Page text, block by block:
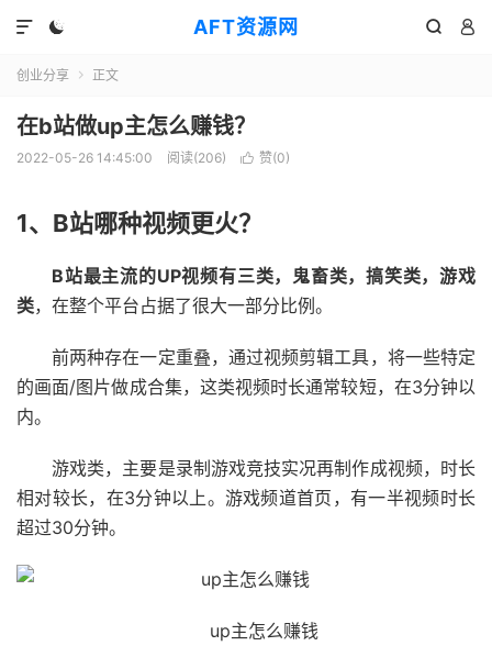
AFT资源网
  

创业分享  正文
在b站做up主怎么赚钱？
2022-05-26 14:45:00 阅读(206)  赞(0)
1、B站哪种视频更火？
B站最主流的UP视频有三类，鬼畜类，搞笑类，游戏
类，在整个平台占据了很大一部分比例。
前两种存在一定重叠，通过视频剪辑工具，将一些特定
的画面/图片做成合集，这类视频时长通常较短，在3分钟以
内。
游戏类，主要是录制游戏竞技实况再制作成视频，时长
相对较长，在3分钟以上。游戏频道首页，有一半视频时长
超过30分钟。
up主怎么赚钱